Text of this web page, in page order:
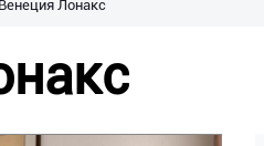
Лонакс